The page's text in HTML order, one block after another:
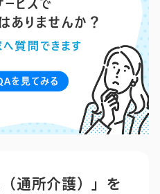
（通所介護）」を